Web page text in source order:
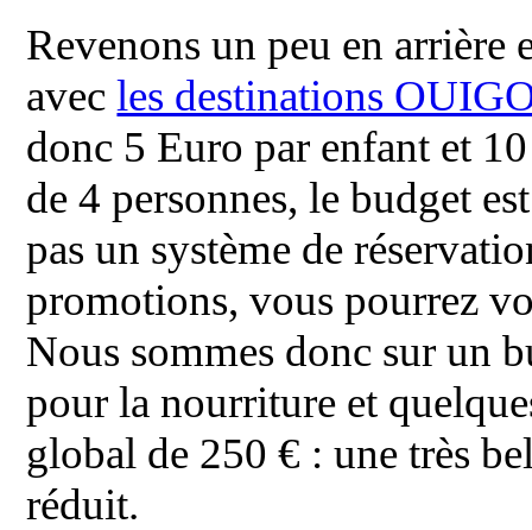
Revenons un peu en
avecles destinations
donc 5 Euro par enfant et
de 4 personnes, le budget
pas un système de
promotions, vous pourrez
Nous sommes donc sur un
pour la nourriture et
global de 250 € : une très
réduit.